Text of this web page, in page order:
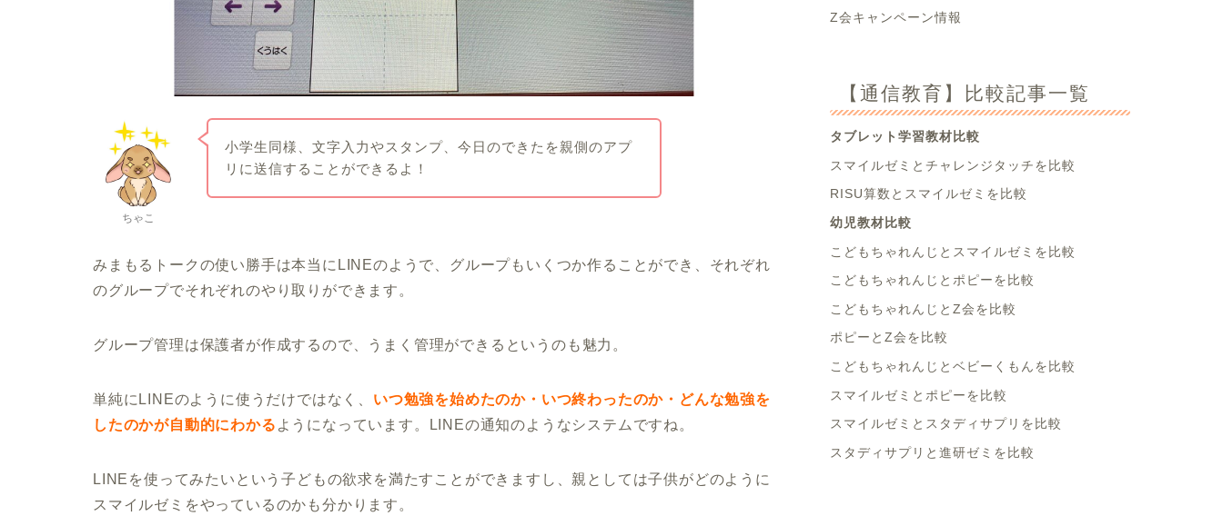
ちゃこ
小学生同様、文字入力やスタンプ、今日のできたを親側のアプ
リに送信することができるよ！
みまもるトークの使い勝手は本当にLINEのようで、グループもいくつか作ることができ、それぞれ
のグループでそれぞれのやり取りができます。
グループ管理は保護者が作成するので、うまく管理ができるというのも魅力。
単純にLINEのように使うだけではなく、 いつ勉強を始めたのか・いつ終わったのか・どんな勉強を
したのかが自動的にわかる ようになっています。LINEの通知のようなシステムですね。
LINEを使ってみたいという子どもの欲求を満たすことができますし、親としては子供がどのように
スマイルゼミをやっているのかも分かります。
Z会キャンペーン情報
【通信教育】比較記事一覧
タブレット学習教材比較
スマイルゼミとチャレンジタッチを比較
RISU算数とスマイルゼミを比較
幼児教材比較
こどもちゃれんじとスマイルゼミを比較
こどもちゃれんじとポピーを比較
こどもちゃれんじとZ会を比較
ポピーとZ会を比較
こどもちゃれんじとベビーくもんを比較
スマイルゼミとポピーを比較
スマイルゼミとスタディサプリを比較
スタディサプリと進研ゼミを比較